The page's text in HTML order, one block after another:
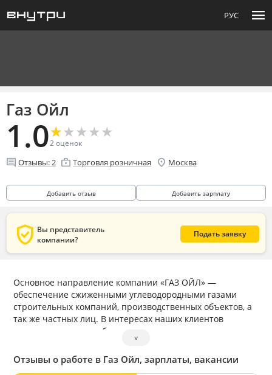
РУС menu
Газ Ойл
1.0★
★★
★★
★★
★★
★
2оценок
comment Отзывы:2 enterprise Торговля розничная location_on Москва
Добавить отзыв Добавить зарплату
verified_user Вы представитель
компании?
Подать заявку
Основное направление компании «ГАЗ ОЙЛ» —
обеспечение сжиженными углеводородными газами
строительных компаний, производственных объектов, а
так же частных лиц. В интересах наших клиентов
доставка и заправка баллонов с пропаном происходит и
в выходные и в праздничные дни.
˅
Отзывы о работе в Газ Ойл, зарплаты, вакансии